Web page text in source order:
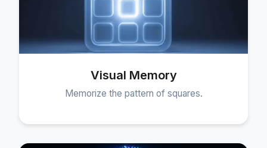
Visual Memory
Memorize the pattern of squares.